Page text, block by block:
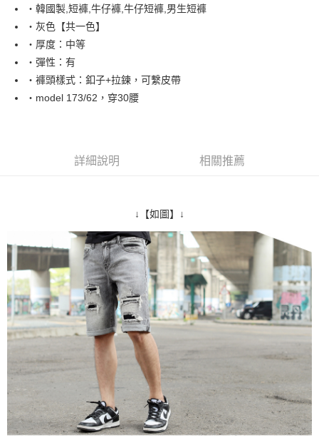
街口支付
悠遊付
Google Pay
AFTEE先享後付
１．簡單：不需註冊會員、不需綁卡、不需儲值。
【「AFTEE先享後付」結帳流程】
１．於結帳方式選擇「AFTEE先享後付」後，將跳轉至「AFTEE先享後付」
結帳頁面，進行簡訊認證並確認金額後，即可完成結帳。
２．訂單成立數日內，您將收到繳費通知簡訊。
３．收到繳費通知簡訊後14天內，點擊此簡訊中的連結，可透過四大超商／
ATM／網路銀行／等多元方式進行付款，方視為交易完成。
※ 請注意：結帳手續完成當下不需立刻繳費，但若您需要取消訂單，請聯絡
購買商品的店家。未經商家同意取消之訂單仍視為有效，需透過AFTEE先享
後付繳納相關費用。
※ 交易是否成功請以「AFTEE先享後付 」之結帳頁面顯示為準，若有關於
是否繳費成功／繳費後需取消欲退款等相關疑問，請聯繫「AFTEE先享後付
客戶支援中心」
https://netprotections.freshdesk.com/support/home
１．透過由恩沛科技股份有限公司提供之「AFTEE先享後付」服務完成之交
易，需依本服務之必要範圍內提供個人資料，並將交易相關給付款項請求債
權轉讓予恩沛科技股份有限公司。
２．關於個人資料處理事宜，請瀏覽以下網址：
每筆NT$80，滿NT$1,800(含以上)免運費
先付款後全家取貨
每筆NT$80，滿NT$1,800(含以上)免運費
7-11付款取貨
每筆NT$80，滿NT$1,800(含以上)免運費
先付款後7-11取貨
每筆NT$80，滿NT$1,800(含以上)免運費
宅配
每筆NT$120，滿NT$3,000(含以上)免運費
‧韓國製,短褲,牛仔褲,牛仔短褲,男生短褲
‧灰色【共一色】
‧厚度：中等
‧彈性：有
‧褲頭樣式：釦子+拉鍊，可繫皮帶
‧model 173/62，穿30腰
詳細說明 相關推薦
↓【如圖】↓